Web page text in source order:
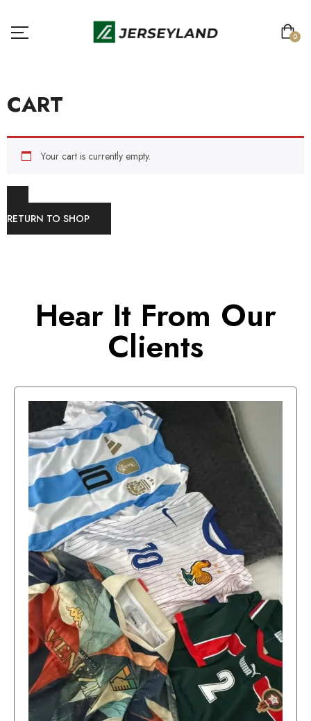
0
CART
Your cart is currently empty.
RETURN TO SHOP
Hear It From Our
Clients